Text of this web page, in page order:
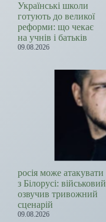
Українські школи
готують до великої
реформи: що чекає
на учнів і батьків
09.08.2026
росія може атакувати
з Білорусі: військовий
озвучив тривожний
сценарій
09.08.2026